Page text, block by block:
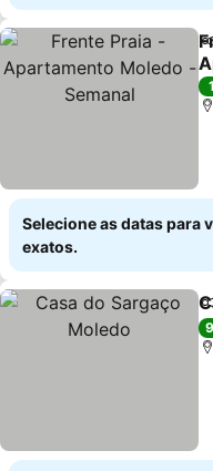
Selecione as datas para
exatos.